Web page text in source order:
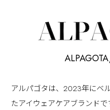
アルパゴタは、2023年にベ
たアイウェアケアブランド